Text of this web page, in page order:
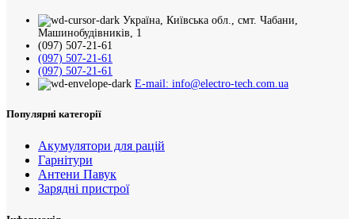
Україна, Київська обл., смт. Чабани,
Машинобудівників, 1
(097) 507-21-61
(097) 507-21-61
(097) 507-21-61
E-mail: info@electro-tech.com.ua
Популярні категорії
Акумулятори для рацій
Гарнітури
Антени Павук
Зарядні пристрої